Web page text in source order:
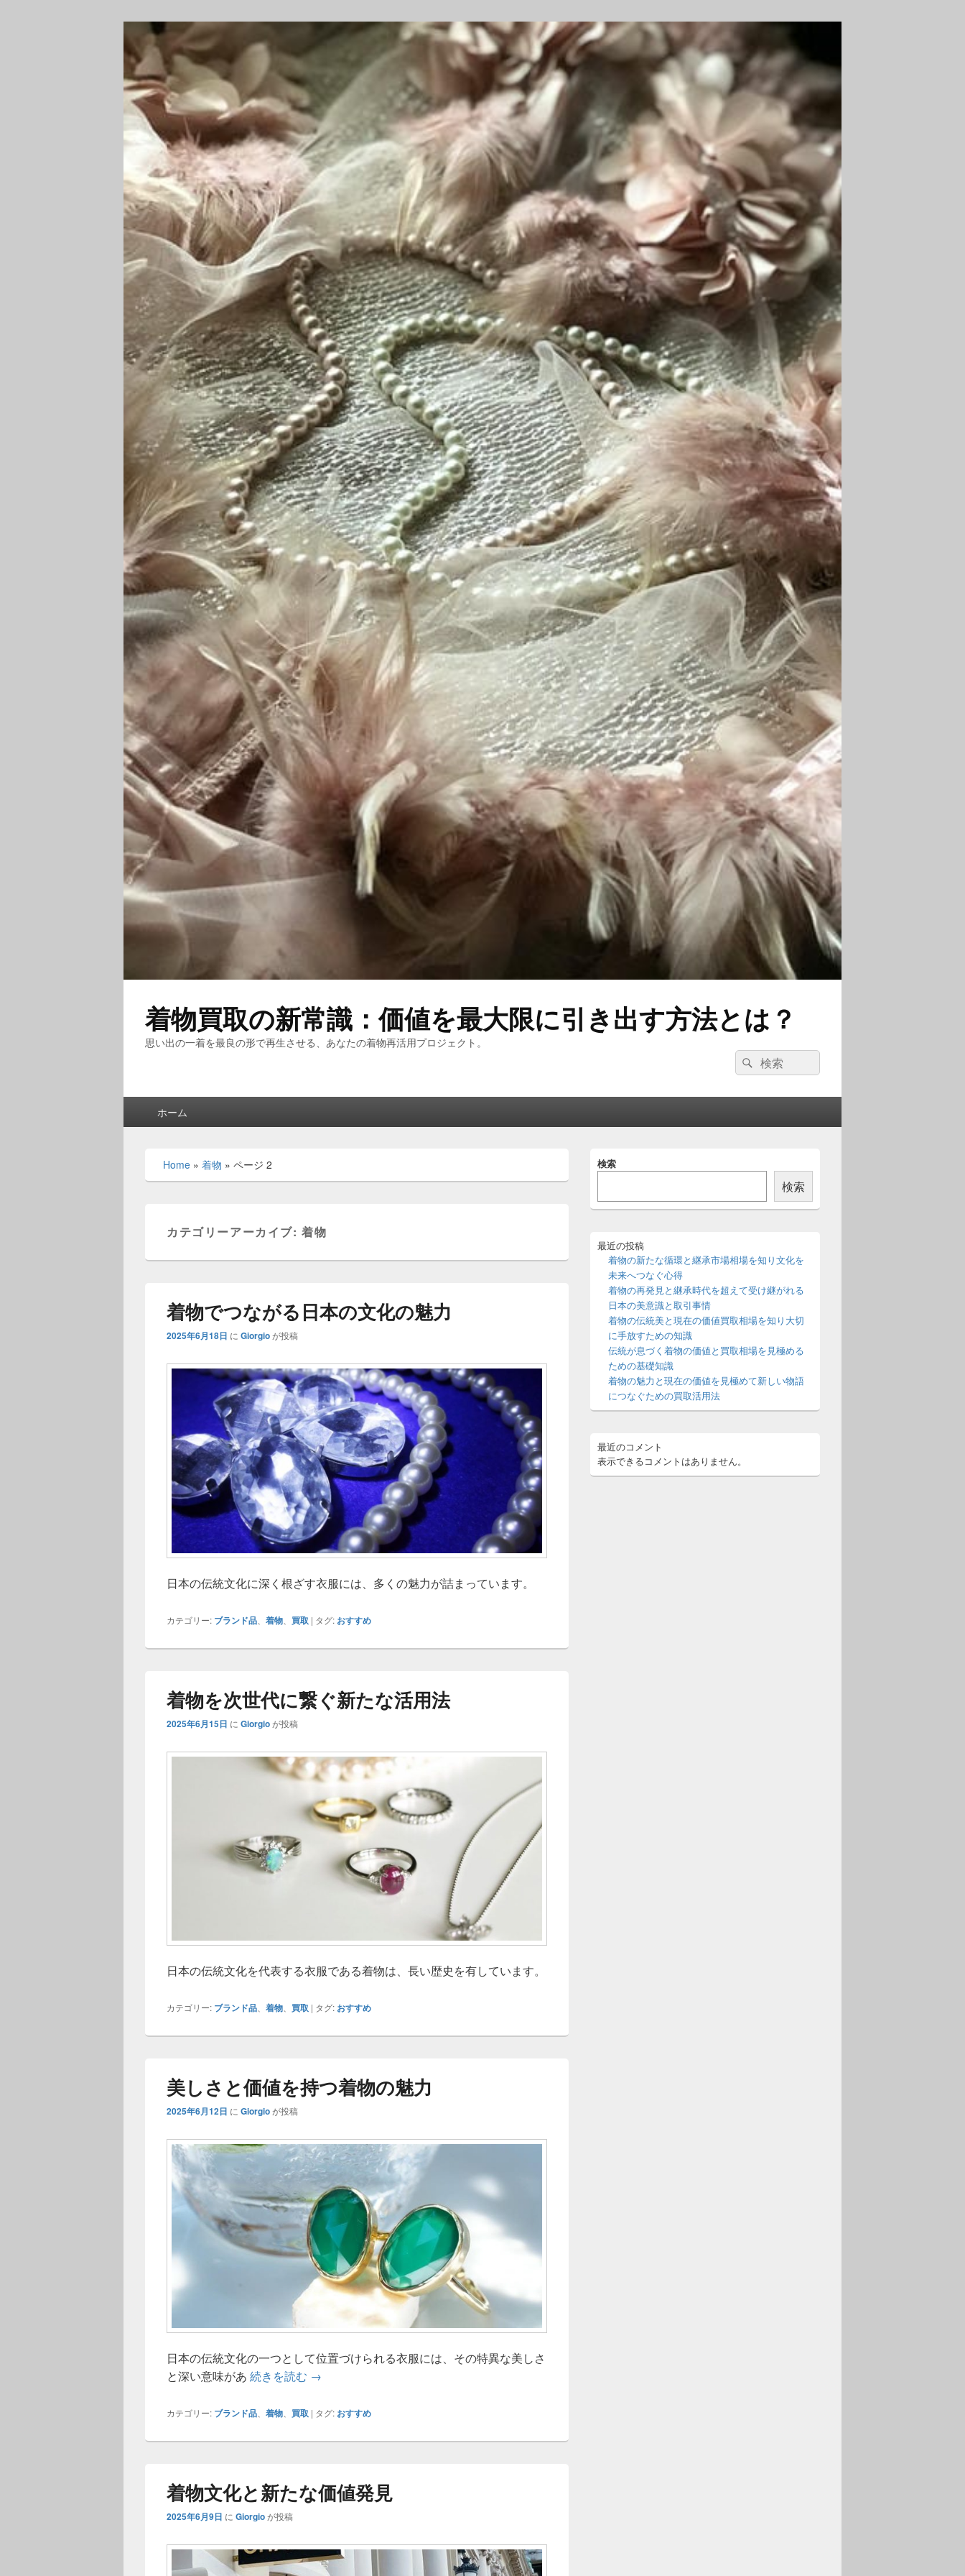
着物買取の新常識：価値を最大限に引き出す方法とは？
思い出の一着を最良の形で再生させる、あなたの着物再活用プロジェクト。
検
索:
検
索
ホーム
Home » 着物 » ページ 2
カテゴリーアーカイブ:着物
着物でつながる日本の文化の魅力
2025年6月18日 に Giorgioが投稿
日本の伝統文化に深く根ざす衣服には、多くの魅力が詰まっています。
カテゴリー: ブランド品 着物 買取 | タグ: おすすめ
着物を次世代に繋ぐ新たな活用法
2025年6月15日 に Giorgioが投稿
日本の伝統文化を代表する衣服である着物は、長い歴史を有しています。
カテゴリー: ブランド品 着物 買取 | タグ: おすすめ
美しさと価値を持つ着物の魅力
2025年6月12日 に Giorgioが投稿
日本の伝統文化の一つとして位置づけられる衣服には、その特異な美しさ
と深い意味があ 続きを読む 美しさと価値を持つ着物の魅力
→
カテゴリー: ブランド品、 着物、 買取 | タグ: おすすめ
着物文化と新たな価値発見
2025年6月9日 に Giorgioが投稿
イ
イ
ー
検索
検索
最近の投稿
着物の新たな循環と継承市場相場を知り文化を
未来へつなぐ心得
着物の再発見と継承時代を超えて受け継がれる
日本の美意識と取引事情
着物の伝統美と現在の価値買取相場を知り大切
に手放すための知識
伝統が息づく着物の価値と買取相場を見極める
ための基礎知識
着物の魅力と現在の価値を見極めて新しい物語
につなぐための買取活用法
最近のコメント
表示できるコメントはありません。